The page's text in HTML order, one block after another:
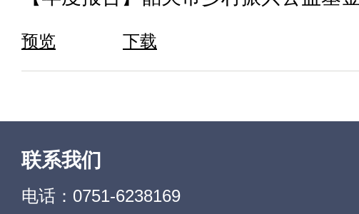
预览
下载
联系我们
电话：0751-6238169